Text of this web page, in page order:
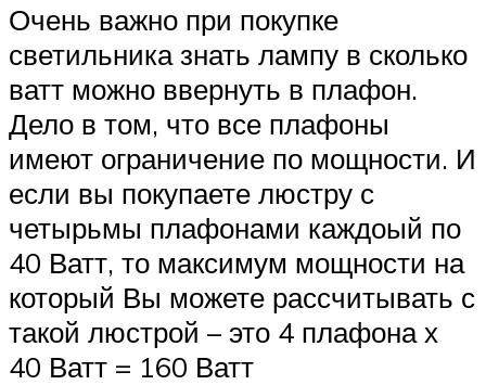
Очень важно при покупке
светильника знать лампу в сколько
ватт можно ввернуть в плафон.
Дело в том, что все плафоны
имеют ограничение по мощности. И
если вы покупаете люстру с
четырьмы плафонами каждоый по
40 Ватт, то максимум мощности на
который Вы можете рассчитывать с
такой люстрой – это 4 плафона х
40 Ватт = 160 Ватт